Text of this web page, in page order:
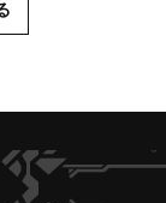
ァンガードch